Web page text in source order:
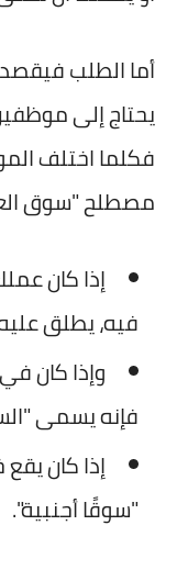
أما الطلب
يحتاج إلى
فكلما اختلف
مصطلح "سوق
إذا كان
فيه، يطلق
وإذا كان
فإنه يسمى
إذا كان
"سوقًا أجنبية".